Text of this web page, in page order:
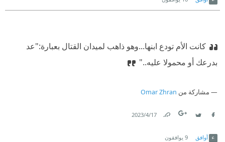
كانت الأم تودع ابنها...وهو ذاهب لميدان القتال بعبارة:"عد
بدرعك أو محمولا عليه.."
مشاركة من Omar Zhran
17‏/4‏/2023
أوافق 9 يوافقون